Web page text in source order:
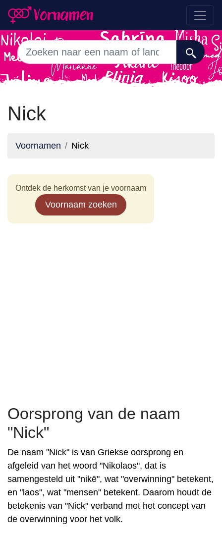
Nick
Voornamen Nick
Ontdek de herkomst van je voornaam
Voornaam zoeken
Oorsprong van de naam
"Nick"
De naam "Nick" is van Griekse oorsprong en
afgeleid van het woord "Nikolaos", dat is
samengesteld uit "nikē", wat "overwinning" betekent,
en "laos", wat "mensen" betekent. Daarom houdt de
betekenis van "Nick" verband met het concept van
de overwinning voor het volk.